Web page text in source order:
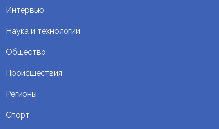
Интервью
Наука и технологии
Общество
Происшествия
Регионы
Спорт